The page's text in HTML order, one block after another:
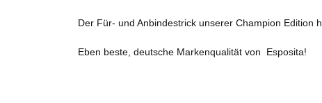
Der Für- und Anbindestrick unserer Champion Edition
Eben beste, deutsche Markenqualität von Esposita!